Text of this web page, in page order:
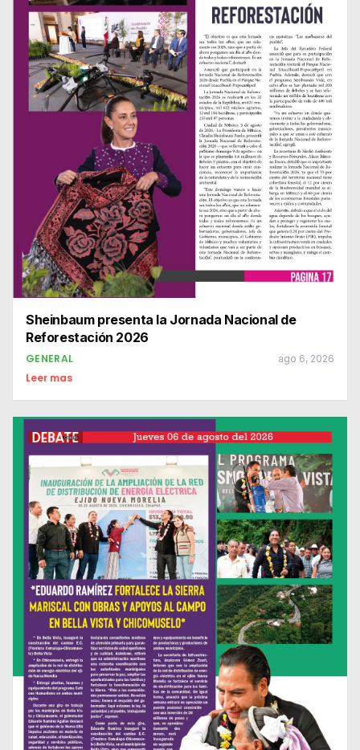
Sheinbaum presenta la Jornada Nacional de
Reforestación 2026
GENERAL ago 6, 2026
Leer mas